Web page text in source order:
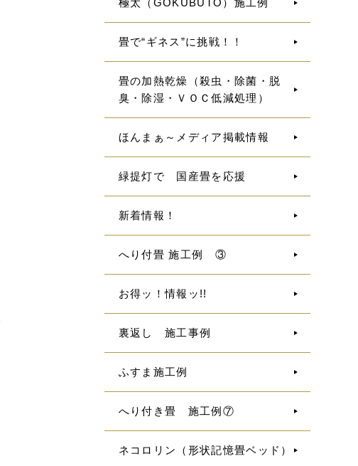
極太（GOKUBUTO）施工例
畳で“ギネス”に挑戦！！
畳の加熱乾燥（殺虫・除菌・脱
臭・除湿・ＶＯＣ低減処理）
ほんまぁ～メディア掲載情報
緑提灯で 国産畳を応援
新着情報！
へり付畳 施工例 ③
お得ッ！情報ッ!!
裏返し 施工事例
ふすま施工例
へり付き畳 施工例⑦
ネコロリン（形状記憶畳ベッド）